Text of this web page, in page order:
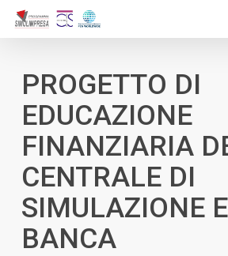
Skip
content
PROGETTO DI
EDUCAZIONE
FINANZIARIA
CENTRALE DI
SIMULAZIONE
BANCA